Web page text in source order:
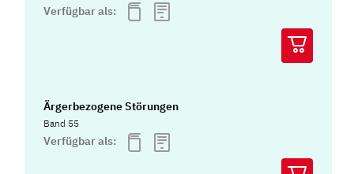
Verfügbar als:
Ärgerbezogene Störungen
Band 55
Verfügbar als: